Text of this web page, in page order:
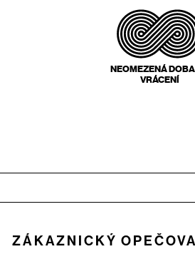
NEOMEZENÁ
VRÁCENÍ
ZÁKAZNICKÝ